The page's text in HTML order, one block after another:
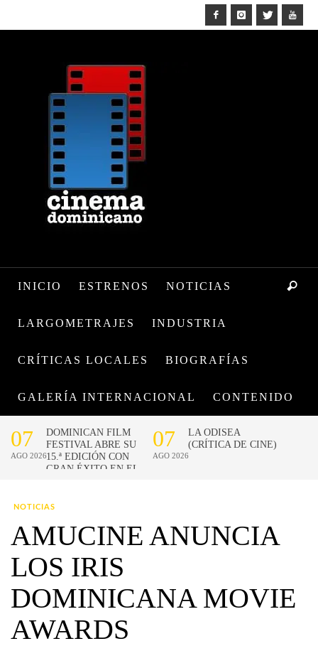
INICIO ESTRENOS NOTICIAS
LARGOMETRAJES INDUSTRIA
CRÍTICAS LOCALES BIOGRAFÍAS
GALERÍA INTERNACIONAL CONTENIDO
NOTICIAS
AMUCINE ANUNCIA
LOS IRIS
DOMINICANA MOVIE
AWARDS